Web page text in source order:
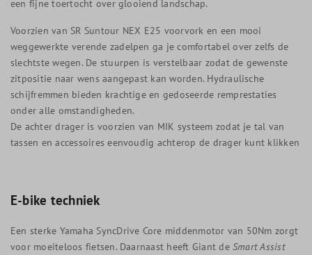
een fijne toertocht over glooiend landschap.
Voorzien van SR Suntour NEX E25 voorvork en een mooi
weggewerkte verende zadelpen ga je comfortabel over zelfs de
slechtste wegen. De stuurpen is verstelbaar zodat de gewenste
zitpositie naar wens aangepast kan worden. Hydraulische
schijfremmen bieden krachtige en gedoseerde remprestaties
onder alle omstandigheden.
De achter drager is voorzien van MIK systeem zodat je tal van
tassen en accessoires eenvoudig achterop de drager kunt klikken
E-bike techniek
Een sterke Yamaha SyncDrive Core middenmotor van 50Nm zorgt
voor moeiteloos fietsen. Daarnaast heeft Giant de Smart Assist